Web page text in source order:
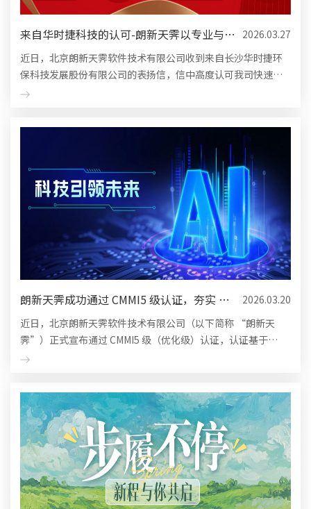
来自华时捷科技的认可-朗新天霁以专业与责
2026.03.27
近日，北京朗新天霁软件技术有限公司收到来自长沙华时捷环
保科技发展股份有限公司的表扬信，信中高度认可我司快速响
应、专业高效的服务能力。在客户年终奖核算发放的关键节
朗新天霁成功通过 CMMI5 级认证，夯实 HR
2026.03.20
近日，北京朗新天霁软件技术有限公司（以下简称 “朗新天
霁”）正式宣布通过 CMMI5 级（优化级）认证，认证基于
2025 年最新发布的V3.0评估标准，标志着朗新天霁在软件开发